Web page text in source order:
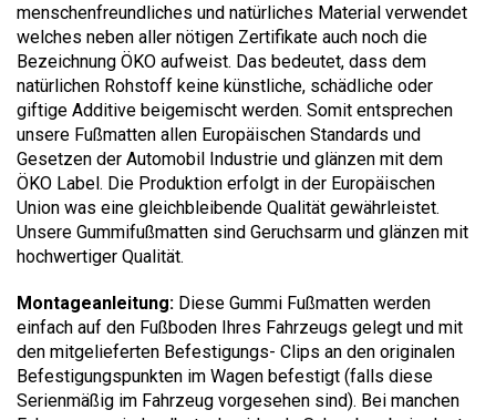
menschenfreundliches und natürliches Material verwendet
welches neben aller nötigen Zertifikate auch noch die
Bezeichnung ÖKO aufweist. Das bedeutet, dass dem
natürlichen Rohstoff keine künstliche, schädliche oder
giftige Additive beigemischt werden. Somit entsprechen
unsere Fußmatten allen Europäischen Standards und
Gesetzen der Automobil Industrie und glänzen mit dem
ÖKO Label. Die Produktion erfolgt in der Europäischen
Union was eine gleichbleibende Qualität gewährleistet.
Unsere Gummifußmatten sind Geruchsarm und glänzen mit
hochwertiger Qualität.
Montageanleitung: Diese Gummi Fußmatten werden
einfach auf den Fußboden Ihres Fahrzeugs gelegt und mit
den mitgelieferten Befestigungs- Clips an den originalen
Befestigungspunkten im Wagen befestigt (falls diese
Serienmäßig im Fahrzeug vorgesehen sind). Bei manchen